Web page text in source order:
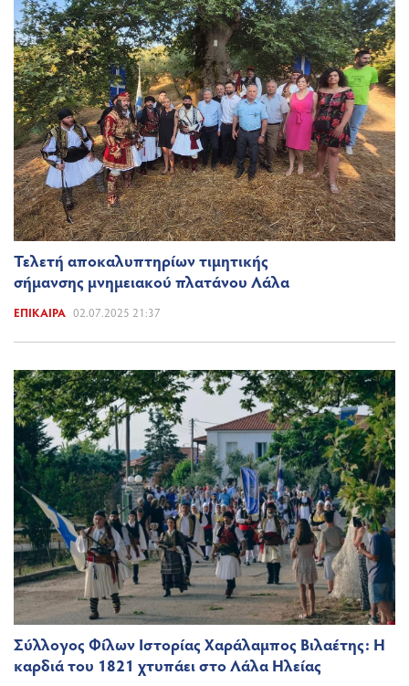
Τελετή αποκαλυπτηρίων τιμητικής
σήμανσης μνημειακού πλατάνου Λάλα
ΕΠΊΚΑΙΡΑ 02.07.2025 21:37
Σύλλογος Φίλων Ιστορίας Χαράλαμπος Βιλαέτης: Η
καρδιά του 1821 χτυπάει στο Λάλα Ηλείας